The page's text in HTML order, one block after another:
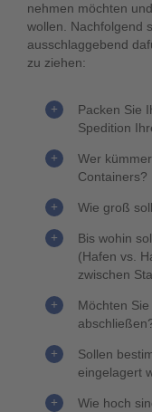
nehmen möchten
wollen. Nachfolgend
ausschlaggebend
zu ziehen:
Packen Sie
Spedition
Wer
Containers?
Wie groß
Bis wohin
(Hafen vs.
zwischen
Möchten
Sollen
eingelagert
Wie hoch